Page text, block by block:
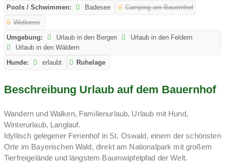
Pools / Schwimmen:
Badesee
Camping am Bauernhof
Wellness
Umgebung:
Urlaub in den Bergen
Urlaub in den Feldern
Urlaub in den Wäldern
Hunde:
erlaubt Ruhelage
Beschreibung Urlaub auf dem Bauernhof
Wandern und Walken, Familienurlaub, Urlaub mit Hund,
Winterurlaub, Langlauf.
Idyllisch gelegener Ferienhof in St. Oswald, einem der schönsten
Orte im Bayerischen Wald, direkt am Nationalpark mit großem
Tierfreigelände und längstem Baumwipfelpfad der Welt.